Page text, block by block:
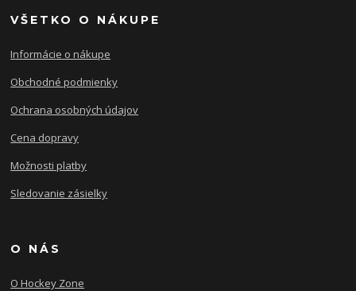
VŠETKO O NÁKUPE
Informácie o nákupe
Obchodné podmienky
Ochrana osobných údajov
Cena dopravy
Možnosti platby
Sledovanie zásielky
O NÁS
O Hockey Zone